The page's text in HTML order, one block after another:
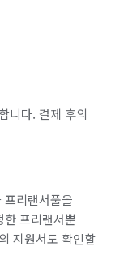
니다. 결제 후의
프리랜서풀을
한 프리랜서뿐
지원서도 확인할